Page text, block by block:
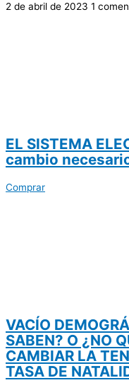
2 de abril de 2023 1
EL SISTEMA
cambio
Comprar
VACÍO
SABEN? O ¿NO
CAMBIAR LA
TASA DE